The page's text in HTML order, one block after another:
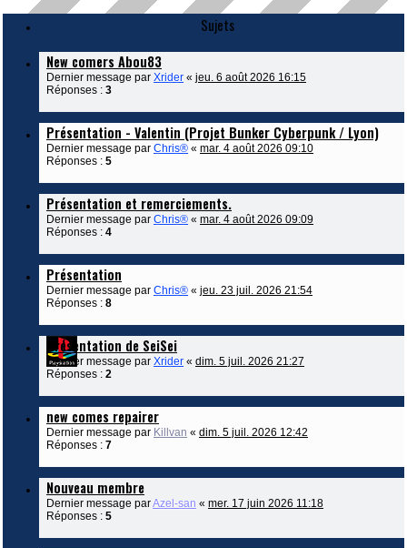
Sujets
New comers Abou83
Dernier message par Xrider « jeu. 6 août 2026 16:15
Réponses : 3
Présentation - Valentin (Projet Bunker Cyberpunk / Lyon)
Dernier message par Chris® « mar. 4 août 2026 09:10
Réponses : 5
Présentation et remerciements.
Dernier message par Chris® « mar. 4 août 2026 09:09
Réponses : 4
Présentation
Dernier message par Chris® « jeu. 23 juil. 2026 21:54
Réponses : 8
Présentation de SeiSei
Dernier message par Xrider « dim. 5 juil. 2026 21:27
Réponses : 2
new comes repairer
Dernier message par Killvan « dim. 5 juil. 2026 12:42
Réponses : 7
Nouveau membre
Dernier message parAzel-san « mer. 17 juin 2026 11:18
Réponses : 5